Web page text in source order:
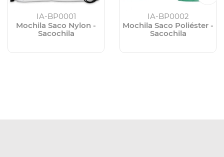
IA-BP0001
Mochila Saco Nylon -
Sacochila
IA-BP0002
Mochila Saco Poliéster -
Sacochila